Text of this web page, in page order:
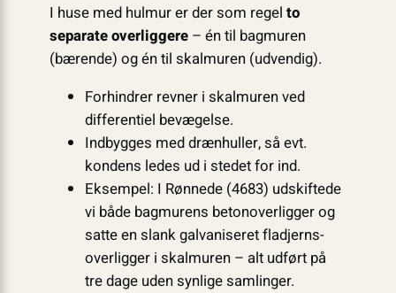
I huse med hulmur er der som regel to
separate overliggere– én til bagmuren
(bærende) og én til skalmuren (udvendig).
Forhindrer revner i skalmuren ved
differentiel bevægelse.
Indbygges med drænhuller, så evt.
kondens ledes ud i stedet for ind.
Eksempel: I Rønnede (4683) udskiftede
vi både bagmurens beton­overligger og
satte en slank galvaniseret fladjerns­
overligger i skalmuren – alt udført på
tre dage uden synlige samlinger.